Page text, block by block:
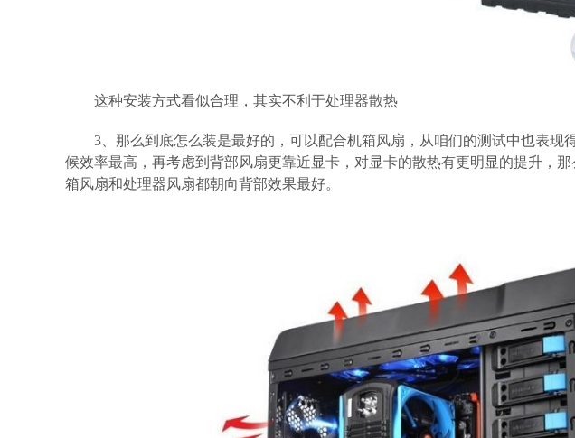
这种安装方式看似合理，其实不利于处理器散热
3、那么到底怎么装是最好的，可以配合机箱风扇，从咱们的测试中也表现
候效率最高，再考虑到背部风扇更靠近显卡，对显卡的散热有更明显的提升，
箱风扇和处理器风扇都朝向背部效果最好。